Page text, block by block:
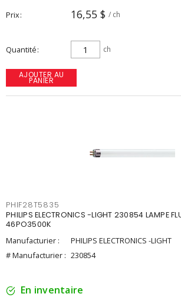
Prix 16,55 $ / ch
Quantité ch
AJOUTER AU
PANIER
PHIF28T5835
PHILIPS ELECTRONICS -LIGHT 230854 LAMPE
46PO3500K
Manufacturier :
PHILIPS ELECTRONICS -LIGHT
# Manufacturier : 230854
En inventaire